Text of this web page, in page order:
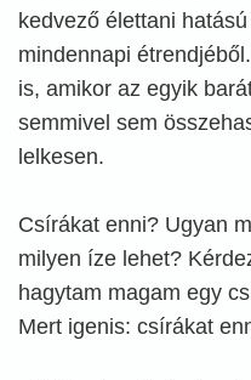
kedvező élettani
mindennapi
is, amikor az egyik
semmivel sem
lelkesen.
Csírákat enni? Ugyan
milyen íze lehet?
hagytam magam egy
Mert igenis: csírákat